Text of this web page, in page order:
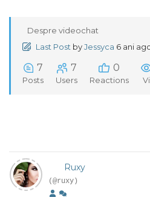
Despre videochat
Last Post byJessyca 6 ani
7
Posts
7
Users
0
Reactions
Ruxy
(@ruxy)